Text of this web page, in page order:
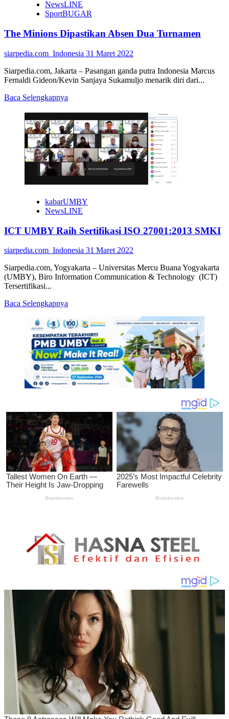
NewsLINE
SportBUGAR
The Minions Dipastikan Absen Dua Turnamen
siarpedia.com_Indonesia 31 Maret 2022
Siarpedia.com, Jakarta – Pasangan ganda putra Indonesia Marcus
Fernaldi Gideon/Kevin Sanjaya Sukamuljo menarik diri dari...
Baca Selengkapnya
about
The
Minions
Dipastikan
Absen
Dua
Turnamen
kabarUMBY
NewsLINE
ICT UMBY Raih Sertifikasi ISO 27001:2013 SMKI
siarpedia.com_Indonesia 31 Maret 2022
Siarpedia.com, Yogyakarta – Universitas Mercu Buana Yogyakarta
(UMBY), Biro Information Communication & Technology (ICT)
Tersertifikasi...
Baca Selengkapnya
about
ICT
UMBY
Raih
Sertifikasi
ISO
27001:2013
SMKI